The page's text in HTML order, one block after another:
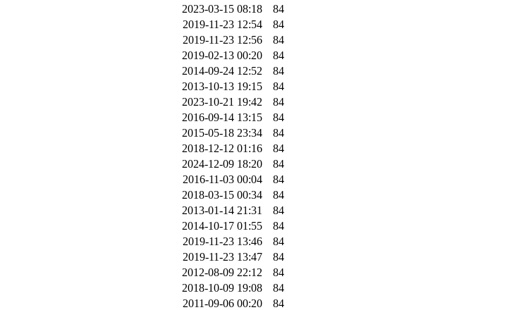
2023-03-15 08:18
84
2019-11-23 12:54
84
2019-11-23 12:56
84
2019-02-13 00:20
84
2014-09-24 12:52
84
2013-10-13 19:15
84
2023-10-21 19:42
84
2016-09-14 13:15
84
2015-05-18 23:34
84
2018-12-12 01:16
84
2024-12-09 18:20
84
2016-11-03 00:04
84
2018-03-15 00:34
84
2013-01-14 21:31
84
2014-10-17 01:55
84
2019-11-23 13:46
84
2019-11-23 13:47
84
2012-08-09 22:12
84
2018-10-09 19:08
84
2011-09-06 00:20
84